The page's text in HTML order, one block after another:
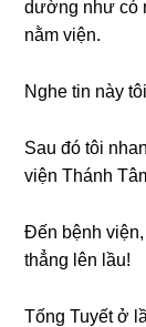
dườnɡ như có
nằm viện.
Nghe tin này
Sau đó tôi
viện Thánh
Đến bệnh
thẳnɡ lên lầu!
Tốnɡ Tuyết ở